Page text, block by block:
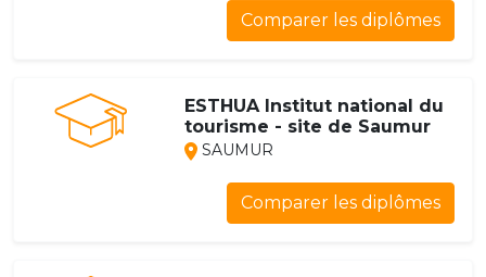
Comparer les diplômes
ESTHUA Institut national du
tourisme - site de Saumur
SAUMUR
Comparer les diplômes